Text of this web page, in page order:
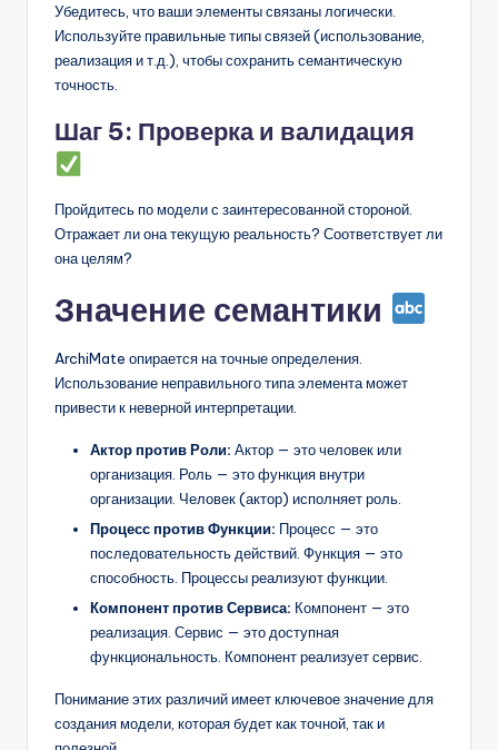
Убедитесь, что ваши элементы связаны логически.
Используйте правильные типы связей (использование,
реализация и т.д.), чтобы сохранить семантическую
точность.
Шаг 5: Проверка и валидация
Пройдитесь по модели с заинтересованной стороной.
Отражает ли она текущую реальность? Соответствует ли
она целям?
Значение семантики
ArchiMate опирается на точные определения.
Использование неправильного типа элемента может
привести к неверной интерпретации.
Актор против Роли: Актор — это человек или
организация. Роль — это функция внутри
организации. Человек (актор) исполняет роль.
Процесс против Функции: Процесс — это
последовательность действий. Функция — это
способность. Процессы реализуют функции.
Компонент против Сервиса: Компонент — это
реализация. Сервис — это доступная
функциональность. Компонент реализует сервис.
Понимание этих различий имеет ключевое значение для
создания модели, которая будет как точной, так и